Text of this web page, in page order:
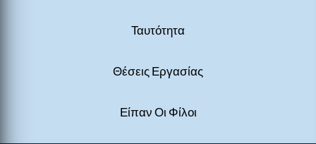
Ταυτότητα
Θέσεις Εργασίας
Είπαν Οι Φίλοι